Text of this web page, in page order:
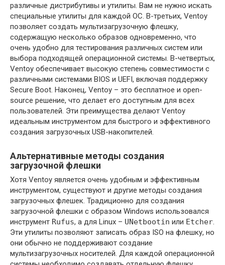
различные дистрибутивы и утилиты. Вам не нужно искать
специальные утилиты для каждой ОС. В-третьих, Ventoy
позволяет создать мультизагрузочную флешку,
содержащую несколько образов одновременно, что
очень удобно для тестирования различных систем или
выбора подходящей операционной системы. В-четвертых,
Ventoy обеспечивает высокую степень совместимости с
различными системами BIOS и UEFI, включая поддержку
Secure Boot. Наконец, Ventoy – это бесплатное и open-
source решение, что делает его доступным для всех
пользователей. Эти преимущества делают Ventoy
идеальным инструментом для быстрого и эффективного
создания загрузочных USB-накопителей.
Альтернативные методы создания
загрузочной флешки
Хотя Ventoy является очень удобным и эффективным
инструментом, существуют и другие методы создания
загрузочных флешек. Традиционно для создания
загрузочной флешки с образом Windows использовался
инструмент Rufus, а для Linux – UNetbootin или Etcher.
Эти утилиты позволяют записать образ ISO на флешку, но
они обычно не поддерживают создание
мультизагрузочных носителей. Для каждой операционной